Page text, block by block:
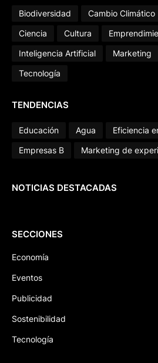
Biodiversidad Cambio Climático
Ciencia
Cultura
Inteligencia Artificial
Marketing
Tecnología
TENDENCIAS
Educación Agua
Eficiencia
Empresas B
Marketing de
NOTICIAS DESTACADAS
SECCIONES
Economía
Eventos
Publicidad
Sostenibilidad
Tecnología